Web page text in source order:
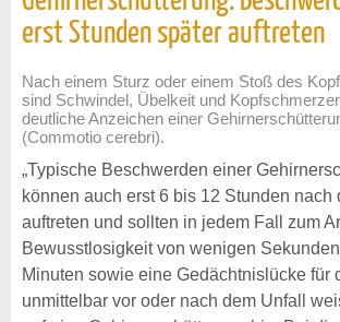
erst Stunden später auftreten
Nach einem Sturz oder einem Stoß des
sind Schwindel, Übelkeit und
deutliche Anzeichen einer
(Commotio cerebri).
„Typische Beschwerden einer
können auch erst 6 bis 12 Stunden nach
auftreten und sollten in jedem Fall zum
Bewusstlosigkeit von wenigen
Minuten sowie eine Gedächtnislücke für
unmittelbar vor oder nach dem Unfall